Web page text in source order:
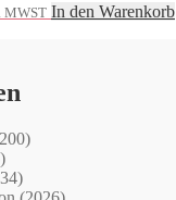
MWST In den Warenkorb